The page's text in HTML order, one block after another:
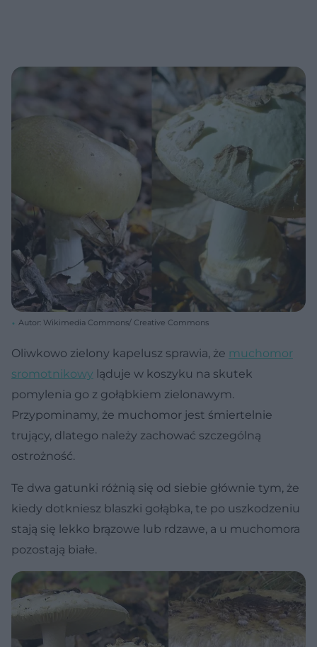
Autor: Wikimedia Commons/ Creative Commons
Oliwkowo zielony kapelusz sprawia, że muchomor
sromotnikowy ląduje w koszyku na skutek
pomylenia go z gołąbkiem zielonawym.
Przypominamy, że muchomor jest śmiertelnie
trujący, dlatego należy zachować szczególną
ostrożność.
Te dwa gatunki różnią się od siebie głównie tym, że
kiedy dotkniesz blaszki gołąbka, te po uszkodzeniu
stają się lekko brązowe lub rdzawe, a u muchomora
pozostają białe.